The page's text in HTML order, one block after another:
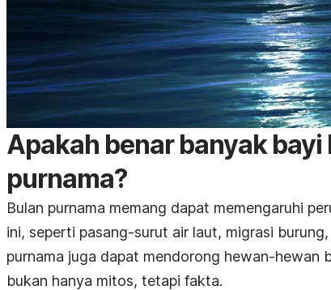
Apakah benar banyak bayi
purnama?
Bulan purnama memang dapat memengaruhi
ini, seperti pasang-surut air laut, migrasi
purnama juga dapat mendorong hewan-hewan
bukan hanya mitos, tetapi fakta.